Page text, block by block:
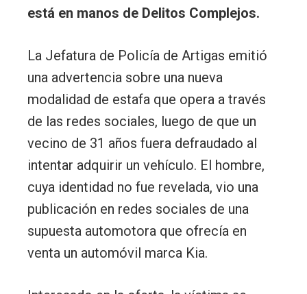
está en manos de Delitos Complejos.
La Jefatura de Policía de Artigas emitió
una advertencia sobre una nueva
modalidad de estafa que opera a través
de las redes sociales, luego de que un
vecino de 31 años fuera defraudado al
intentar adquirir un vehículo. El hombre,
cuya identidad no fue revelada, vio una
publicación en redes sociales de una
supuesta automotora que ofrecía en
venta un automóvil marca Kia.